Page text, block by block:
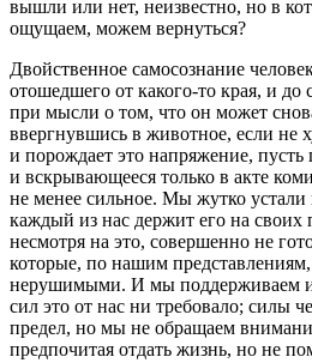
вышли или нет, неизвестно, но в
ощущаем, можем вернуться?
Двойственное самосознание
отошедшего от какого-то края, и до
при мысли о том, что он может
ввергнувшись в животное, если не
и порождает это напряжение, пусть
и вскрывающееся только в акте
не менее сильное. Мы жутко
каждый из нас держит его на своих
несмотря на это, совершенно не
которые, по нашим
нерушимыми. И мы поддерживаем
сил это от нас ни требовало; силы
предел, но мы не обращаем
предпочитая отдать жизнь, но не